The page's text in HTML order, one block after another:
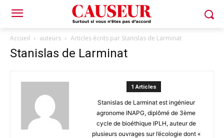
Accueil auteurs Articles écrits par Stanislas de Larminat
Stanislas de Larminat
1 Articles
Stanislas de Larminat est ingénieur
agronome INAPG, diplômé de 3ème
cycle de bioéthique IPLH, auteur de
plusieurs ouvrages sur l’écologie dont «